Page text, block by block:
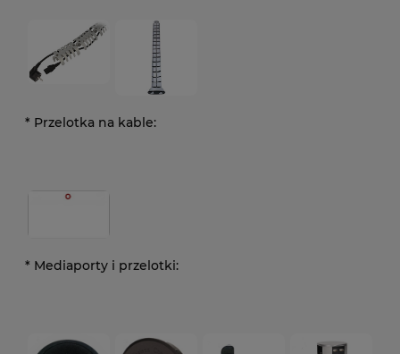
* Przelotka na kable:
* Mediaporty i przelotki: